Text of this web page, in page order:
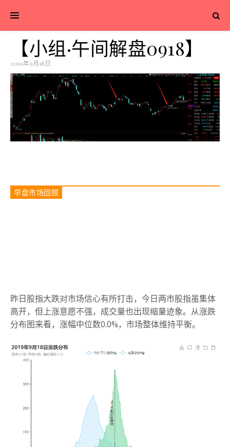
【小组·午间解盘0918】
2019年9月18日
早盘市场回顾
昨日股指大跌对市场信心有所打击，今日两市股指虽集体
高开，但上涨意愿不强，成交量也出现缩量迹象。 从涨跌
分布图来看，涨幅中位数0.0%，市场整体维持平衡。